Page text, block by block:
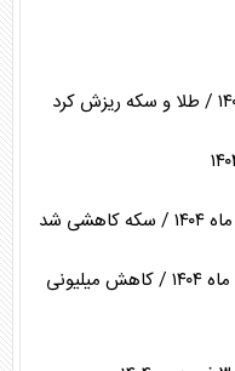
قیمت جدید طلا و سکه امروز ۱۸ خرداد ماه ۱۴۰۴ / کاهش میلیونی